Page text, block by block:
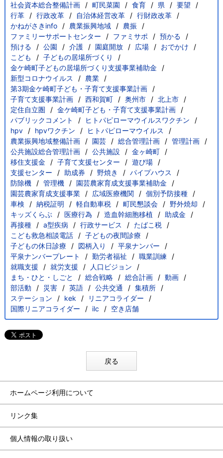
社会資本総合整備計画
町民菜園 食育 県
要望
行革
行政改革 自治体経営改革
行財政改革
かねがさきinfo
農業振興地域
農振
ファミリーサポートセンター
ファミサポ
預かる
預ける
公園 介護 園庭開放 広場
おでかけ
こども
子どもの居場所づくり
金ケ崎町子どもの居場所づくり支援事業補助金
新型コロナウイルス
農業
第3期金ケ崎町子ども・子育て支援事業計画
子育て支援事業計画
西和賀町 奥州市
北上市
定住自立圏
金ケ崎町子ども・子育て支援事業計画
パブリックコメント
ヒトパピローマウイルスワクチン
hpv
hpvワクチン
ヒトパピローマウイルス
農業振興地域整備計画
園芸 総合管理計画
管理計画
公共施設総合管理計画
公共施設
金ヶ崎町
移住支援金
子育て支援センター
遊び場
支援センター
助成券 野焼き
パイプハウス
防除機
管理機
園芸農家育成支援事業補助金
園芸農家育成支援事業
広域医療機関
個別予防接種
車検
納税証明 軽自動車税 町民懇談会
野外焼却
キッズくらぶ
医療行為 造血幹細胞移植
助成金
再接種
a型疾病 行政サービス
たばこ税
こども救急相談電話
子どもの夜間診療
子どもの休日診療
図柄入り
平泉ナンバー
平泉ナンバープレート
勤労者福祉
職業訓練
就職支援
就労支援
人口ビジョン
まち・ひと・しごと
総合戦略 総合計画
動画
部活動
災害 英語 公共交通
集積所
ステーション
kek
リニアコライダー
国際リニアコライダー
ilc 空き店舗
戻る
ホームページ利用について
リンク集
個人情報の取り扱い